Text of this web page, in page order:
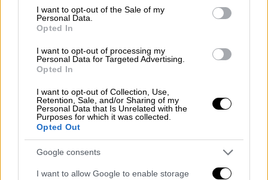
consent section.
I want to opt-out of the Sale of my
Personal Data.
Opted In
I want to opt-out of processing my
Personal Data for Targeted Advertising.
Opted In
I want to opt-out of Collection, Use,
Retention, Sale, and/or Sharing of my
Personal Data that Is Unrelated with the
Purposes for which it was collected.
Opted Out
Google consents
I want to allow Google to enable storage
πραγματοποίησαν 13 Δήμοι, δύο
Πανεπιστήμια και τρεις φορείς σε όλη τη
χώρα.
Ταυτόχρονα, το Πράσινο Ταμείο έδωσε στη
δημοσιότητα συγκεντρωτικά στοιχεία
επίτευξης των στόχων του, που αφορούν
στις εντάξεις έργων στις Προσκλήσεις
Περιβαλλοντικού Ισοζυγίου 2017 και 2018
και αφορούν σε έργα αναπλάσεων των